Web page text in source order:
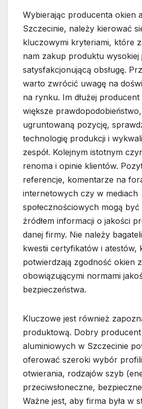
Wybierając producenta okien
Szczecinie, należy kierować
kluczowymi kryteriami, które
nam zakup produktu wysokiej
satysfakcjonującą obsługę.
warto zwrócić uwagę na
na rynku. Im dłużej producent
większe
ugruntowaną pozycję,
technologię produkcji i
zespół. Kolejnym istotnym
renoma i opinie klientów.
referencje, komentarze na
internetowych czy w mediach
społecznościowych mogą
źródłem informacji o jakości
danej firmy. Nie należy
kwestii certyfikatów i atestów,
potwierdzają zgodność okien z
obowiązującymi normami
bezpieczeństwa.
Kluczowe jest również
produktową. Dobry
aluminiowych w Szczecinie
oferować szeroki wybór
otwierania, rodzajów szyb
przeciwsłoneczne,
Ważne jest, aby firma była w